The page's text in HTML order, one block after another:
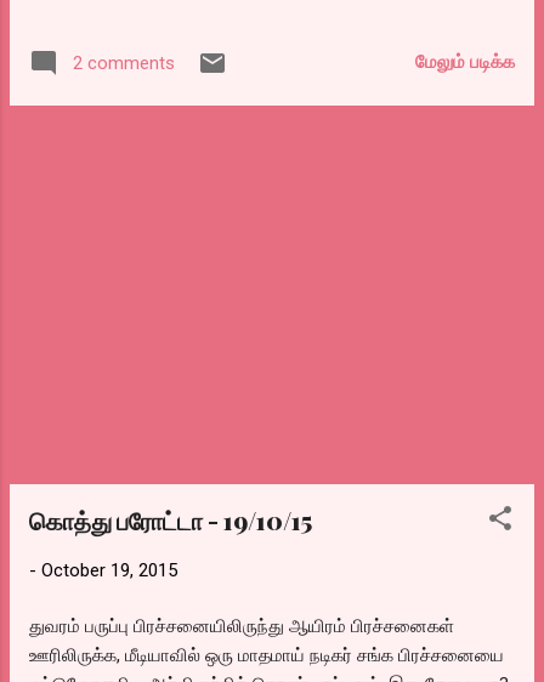
கட்டுரை. அதுவும் சாப்பாடு குறித்த என் அனுபவத்தை குறித்து.
குமுதத்தில் எழுதுவது என்பது பிக் பட்ஜெட் கமர்ஷியல் படத்திற்கு
2 comments மேலும் படிக்க
கொத்து பரோட்டா - 19/10/15
- October 19, 2015
துவரம் பருப்பு பிரச்சனையிலிருந்து ஆயிரம் பிரச்சனைகள்
ஊரிலிருக்க, மீடியாவில் ஒரு மாதமாய் நடிகர் சங்க பிரச்சனையை